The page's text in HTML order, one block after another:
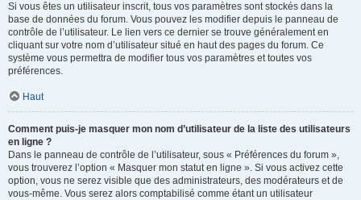
Si vous êtes un utilisateur inscrit, tous vos paramètres sont stockés dans la
base de données du forum. Vous pouvez les modifier depuis le panneau de
contrôle de l’utilisateur. Le lien vers ce dernier se trouve généralement en
cliquant sur votre nom d’utilisateur situé en haut des pages du forum. Ce
système vous permettra de modifier tous vos paramètres et toutes vos
préférences.
Haut
Comment puis-je masquer mon nom d’utilisateur de la liste des utilisateurs
en ligne ?
Dans le panneau de contrôle de l’utilisateur, sous « Préférences du forum »,
vous trouverez l’option « Masquer mon statut en ligne ». Si vous activez cette
option, vous ne serez visible que des administrateurs, des modérateurs et de
vous-même. Vous serez alors comptabilisé comme étant un utilisateur